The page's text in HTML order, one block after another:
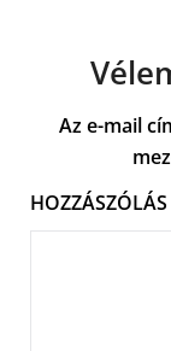
Az e-mail
HOZZÁSZÓLÁS